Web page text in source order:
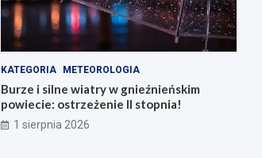
KATEGORIA METEOROLOGIA
Burze i silne wiatry w gnieźnieńskim
powiecie: ostrzeżenie II stopnia!
1 sierpnia 2026